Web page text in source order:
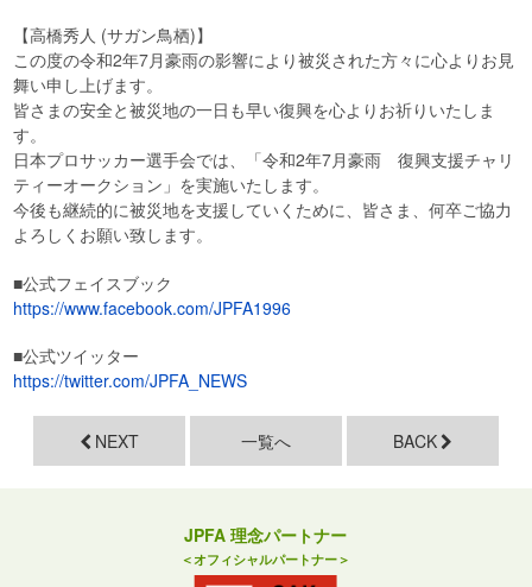
【高橋秀人 (サガン鳥栖)】
この度の令和2年7月豪雨の影響により被災された方々に心よりお見
舞い申し上げます。
皆さまの安全と被災地の一日も早い復興を心よりお祈りいたしま
す。
日本プロサッカー選手会では、「令和2年7月豪雨 復興支援チャリ
ティーオークション」を実施いたします。
今後も継続的に被災地を支援していくために、皆さま、何卒ご協力
よろしくお願い致します。
■公式フェイスブック
https://www.facebook.com/JPFA1996
■公式ツイッター
https://twitter.com/JPFA_NEWS
NEXT 一覧へ BACK
JPFA 理念パートナー
＜オフィシャルパートナー＞